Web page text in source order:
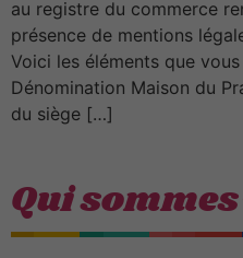
au registre du commerce
présence de mentions
Voici les éléments que
Dénomination Maison du
du siège […]
Qui